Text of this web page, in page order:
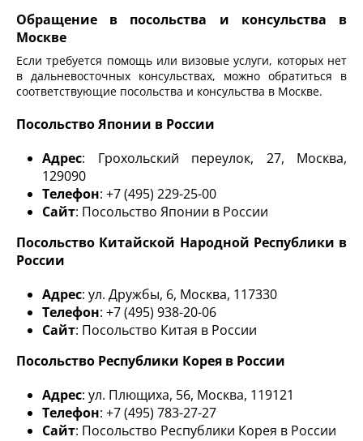
Обращение в посольства и консульства в
Москве
Если требуется помощь или визовые услуги, которых нет
в дальневосточных консульствах, можно обратиться в
соответствующие посольства и консульства в Москве.
Посольство Японии в России
Адрес: Грохольский переулок, 27, Москва,
129090
Телефон: +7 (495) 229-25-00
Сайт: Посольство Японии в России
Посольство Китайской Народной Республики в
России
Адрес: ул. Дружбы, 6, Москва, 117330
Телефон: +7 (495) 938-20-06
Сайт: Посольство Китая в России
Посольство Республики Корея в России
Адрес: ул. Плющиха, 56, Москва, 119121
Телефон: +7 (495) 783-27-27
Сайт: Посольство Республики Корея в России